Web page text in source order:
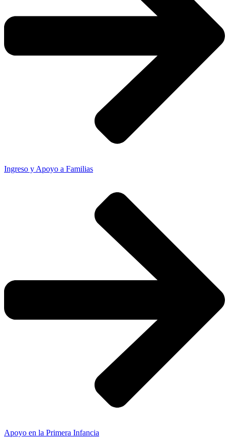
Ingreso y Apoyo a Familias
Apoyo en la Primera Infancia